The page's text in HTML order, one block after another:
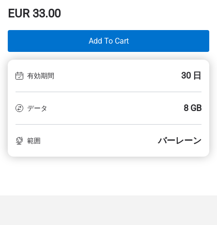
EUR33.00
Add To Cart
有効期間 30 日
データ 8 GB
範囲 バーレーン